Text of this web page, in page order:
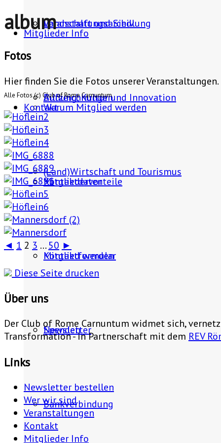
Landschaft und Siedlung
Bildung, Kultur und Innovation
(Land)Wirtschaft und Tourismus
Veranstaltungsarchiv
Aufzeichnungen
Mitglieder Info
Warum Mitglied werden
Mitgliedervorteile
Mitglied werden
Spenden
Bankverbindung
Kontakt
Kontaktdaten
Kontaktformular
Newsletter
album
Fotos
Hier finden Sie die Fotos unserer Veranstaltungen.
Alle Fotos (c) Club of Rome Carnuntum
◄ 1 2 3 ... 50 ►
Diese Seite drucken
Über uns
Der Club of Rome Carnuntum widmet sich,
Transformation - in Partnerschaft mit dem REV
Links
Newsletter bestellen
Wer wir sind
Veranstaltungen
Kontakt
Mitglieder Info